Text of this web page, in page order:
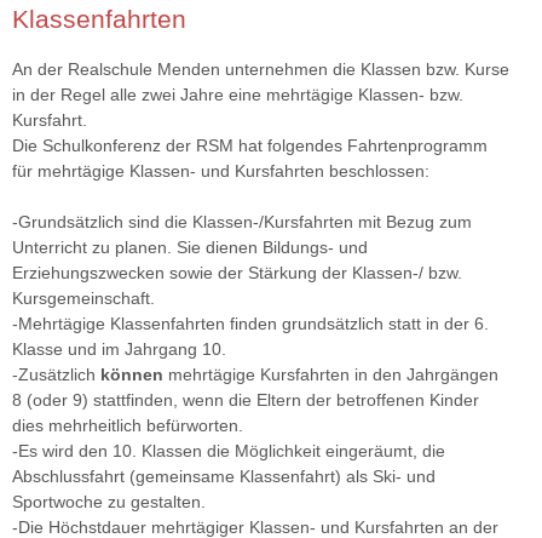
imageshow3.jpg
Klassenfahrten
An der Realschule Menden unternehmen die Klassen bzw. Kurse
in der Regel alle zwei Jahre eine mehrtägige Klassen- bzw.
Kursfahrt.
Die Schulkonferenz der RSM hat folgendes Fahrtenprogramm
für mehrtägige Klassen- und Kursfahrten beschlossen:
-Grundsätzlich sind die Klassen-/Kursfahrten mit Bezug zum
Unterricht zu planen. Sie dienen Bildungs- und
Erziehungszwecken sowie der Stärkung der Klassen-/ bzw.
Kursgemeinschaft.
-Mehrtägige Klassenfahrten finden grundsätzlich statt in der 6.
Klasse und im Jahrgang 10.
-Zusätzlich können mehrtägige Kursfahrten in den Jahrgängen
8 (oder 9) stattfinden, wenn die Eltern der betroffenen Kinder
dies mehrheitlich befürworten.
-Es wird den 10. Klassen die Möglichkeit eingeräumt, die
Abschlussfahrt (gemeinsame Klassenfahrt) als Ski- und
Sportwoche zu gestalten.
-Die Höchstdauer mehrtägiger Klassen- und Kursfahrten an der